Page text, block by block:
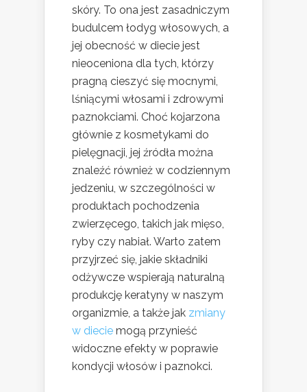
skóry. To ona jest zasadniczym
budulcem łodyg włosowych, a
jej obecność w diecie jest
nieoceniona dla tych, którzy
pragną cieszyć się mocnymi,
lśniącymi włosami i zdrowymi
paznokciami. Choć kojarzona
głównie z kosmetykami do
pielęgnacji, jej źródła można
znaleźć również w codziennym
jedzeniu, w szczególności w
produktach pochodzenia
zwierzęcego, takich jak mięso,
ryby czy nabiał. Warto zatem
przyjrzeć się, jakie składniki
odżywcze wspierają naturalną
produkcję keratyny w naszym
organizmie, a także jak zmiany
w diecie mogą przynieść
widoczne efekty w poprawie
kondycji włosów i paznokci.